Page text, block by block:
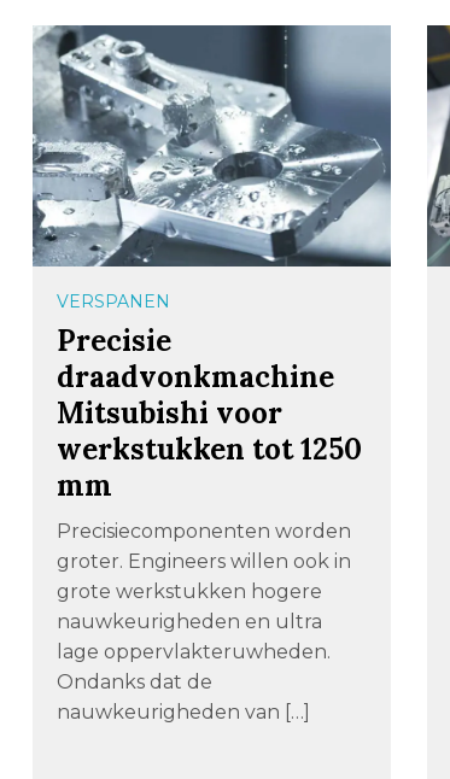
VERSPANEN
Precisie
draadvonkmachine
Mitsubishi voor
werkstukken tot 1250
mm
Precisiecomponenten worden
groter. Engineers willen ook in
grote werkstukken hogere
nauwkeurigheden en ultra
lage oppervlakteruwheden.
Ondanks dat de
nauwkeurigheden van […]